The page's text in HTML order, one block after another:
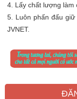
4. Lấy chất lượng làm
5. Luôn phấn đấu
JVNET.